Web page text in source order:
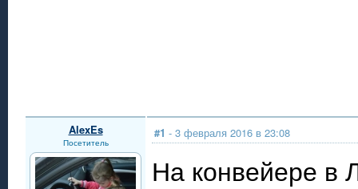
AlexEs
Посетитель
#1 - 3 февраля 2016 в 23:08
На конвейере в